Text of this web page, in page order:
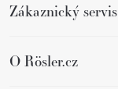
Zákaznický servis
O Rösler.cz